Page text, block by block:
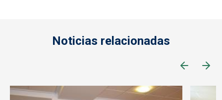
Noticias relacionadas